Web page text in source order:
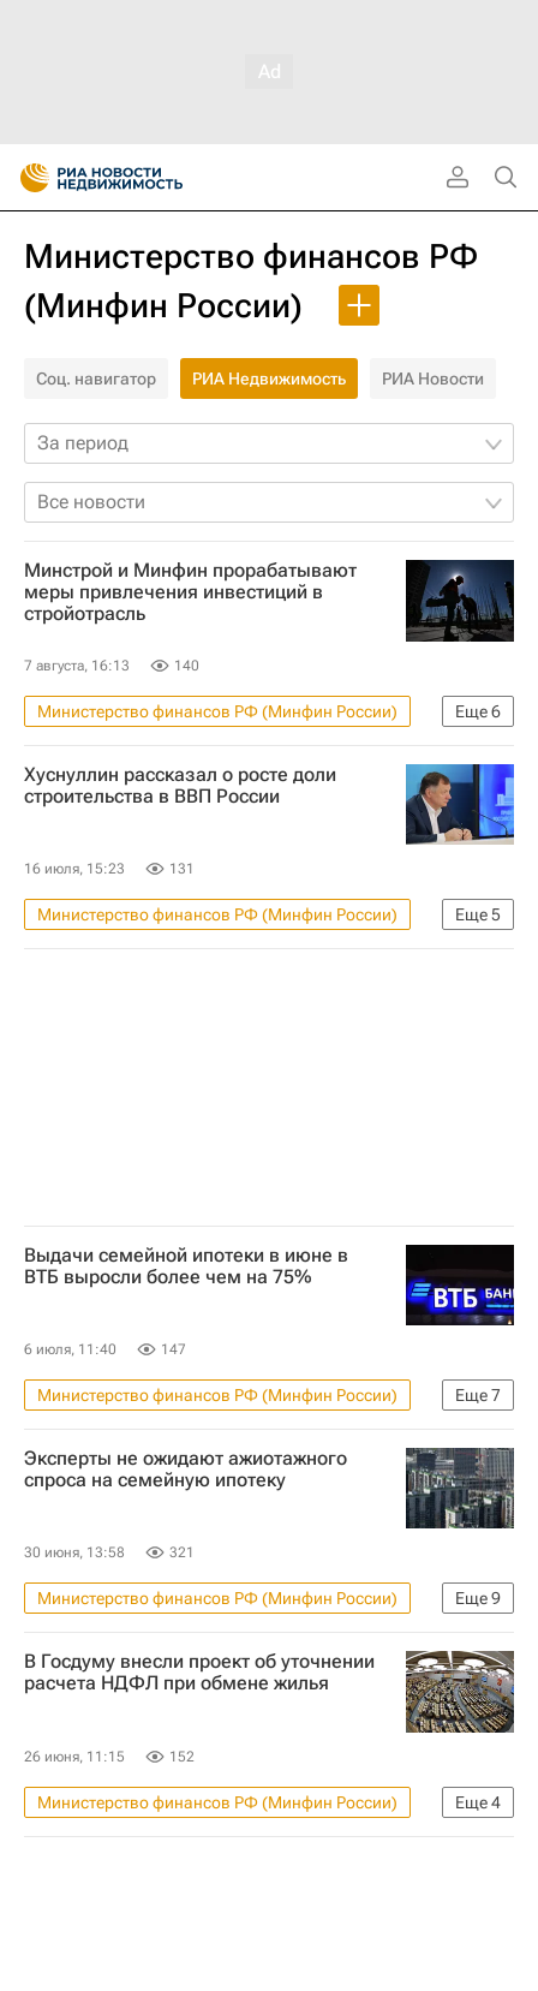
Министерство финансов РФ
(Минфин России)
Соц. навигатор РИА Недвижимость РИА Новости
За период
Все новости
Минстрой и Минфин прорабатывают
меры привлечения инвестиций в
стройотрасль
7 августа, 16:13 140
Еще6
Министерство финансов РФ (Минфин России)
Жилье
Москва
Россия
Никита Стасишин
Сбербанк России
Хуснуллин рассказал о росте доли
строительства в ВВП России
16 июля, 15:23 131
Еще5
Министерство финансов РФ (Минфин России)
Строительство
Россия
Москва
Выдачи семейной ипотеки в июне в
ВТБ выросли более чем на 75%
6 июля, 11:40 147
Еще7
Министерство финансов РФ (Минфин России)
Льготная ипотека
Москва
Санкт-Петербург
Марат Хуснуллин
Кредиты
Эксперты не ожидают ажиотажного
спроса на семейную ипотеку
30 июня, 13:58 321
Еще9
Министерство финансов РФ (Минфин России)
Жилье
Москва
Россия
Марат Хуснуллин
ЦИАН
Ипотека
Риелторы
В Госдуму внесли проект об уточнении
расчета НДФЛ при обмене жилья
26 июня, 11:15 152
Еще4
Министерство финансов РФ (Минфин России)
Россия
Госдума РФ